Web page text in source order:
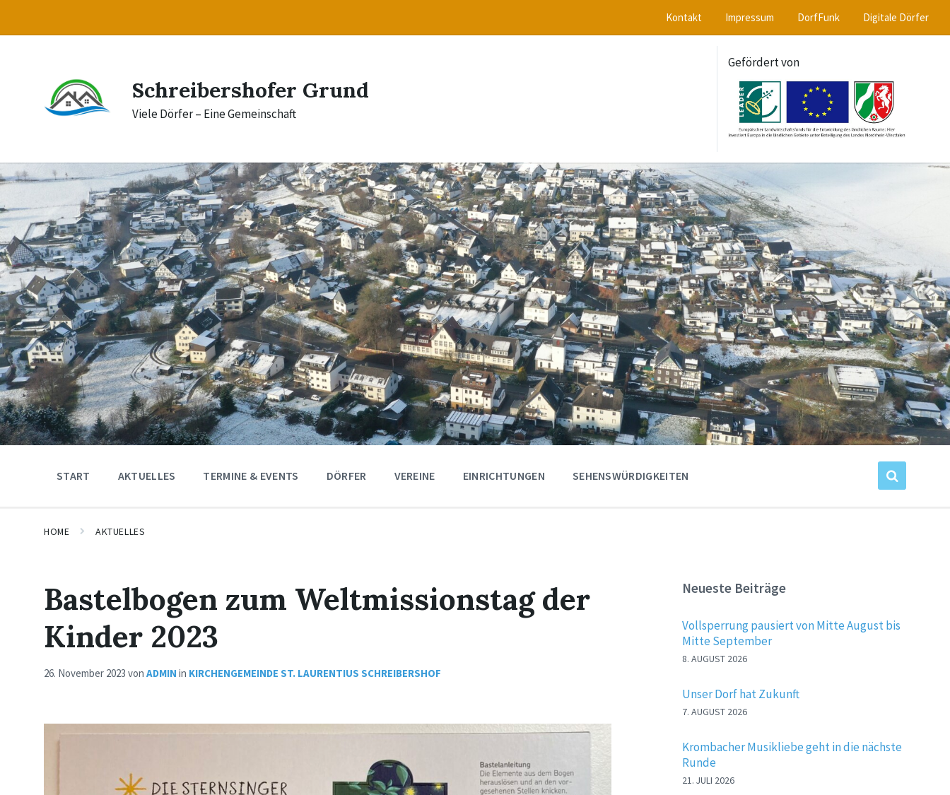
content
main
footer
Kontakt Impressum DorfFunk Digitale Dörfer
Schreibershofer Grund
Viele Dörfer – Eine Gemeinschaft
Gefördert von
START AKTUELLES TERMINE & EVENTS DÖRFER VEREINE EINRICHTUNGEN SEHENSWÜRDIGKEITEN
HOME AKTUELLES
Bastelbogen zum Weltmissionstag der
Kinder 2023
26. November 2023 von ADMIN in KIRCHENGEMEINDE ST. LAURENTIUS SCHREIBERSHOF
Neueste Beiträge
Vollsperrung pausiert von Mitte August bis
Mitte September
8. AUGUST 2026
Unser Dorf hat Zukunft
7. AUGUST 2026
Krombacher Musikliebe geht in die nächste
Runde
21. JULI 2026